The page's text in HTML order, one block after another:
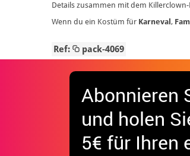
Details zusammen mit dem
Wenn du ein Kostüm für Karneval ,
Ref: pack-4069
Abonnieren
und holen
5€ für Ihren